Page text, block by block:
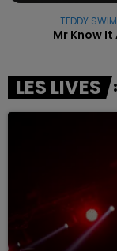
TEDDY
Mr Know It
LES LIVES